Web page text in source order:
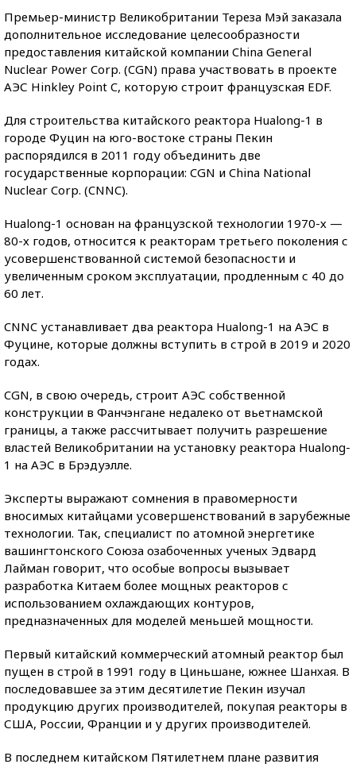
Премьер-министр Великобритании Тереза Мэй заказала
дополнительное исследование целесообразности
предоставления китайской компании China General
Nuclear Power Corp. (CGN) права участвовать в проекте
АЭС Hinkley Point C, которую строит французская EDF.
Для строительства китайского реактора Hualong-1 в
городе Фуцин на юго-востоке страны Пекин
распорядился в 2011 году объединить две
государственные корпорации: CGN и China National
Nuclear Corp. (CNNC).
Hualong-1 основан на французской технологии 1970-х —
80-х годов, относится к реакторам третьего поколения с
усовершенствованной системой безопасности и
увеличенным сроком эксплуатации, продленным с 40 до
60 лет.
CNNC устанавливает два реактора Hualong-1 на АЭС в
Фуцине, которые должны вступить в строй в 2019 и 2020
годах.
CGN, в свою очередь, строит АЭС собственной
конструкции в Фанчэнгане недалеко от вьетнамской
границы, а также рассчитывает получить разрешение
властей Великобритании на установку реактора Hualong-
1 на АЭС в Брэдуэлле.
Эксперты выражают сомнения в правомерности
вносимых китайцами усовершенствований в зарубежные
технологии. Так, специалист по атомной энергетике
вашингтонского Союза озабоченных ученых Эдвард
Лайман говорит, что особые вопросы вызывает
разработка Китаем более мощных реакторов с
использованием охлаждающих контуров,
предназначенных для моделей меньшей мощности.
Первый китайский коммерческий атомный реактор был
пущен в строй в 1991 году в Циньшане, южнее Шанхая. В
последовавшее за этим десятилетие Пекин изучал
продукцию других производителей, покупая реакторы в
США, России, Франции и у других производителей.
В последнем китайском Пятилетнем плане развития